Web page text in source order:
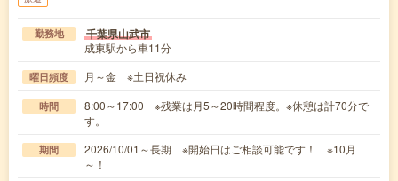
勤務地 千葉県山武市
成東駅から車11分
曜日頻度 月～金 ※土日祝休み
時間
8:00～17:00 ※残業は月5～20時間程度。※休憩は計70分で
す。
期間
2026/10/01～長期 ※開始日はご相談可能です！ ※10月
～！